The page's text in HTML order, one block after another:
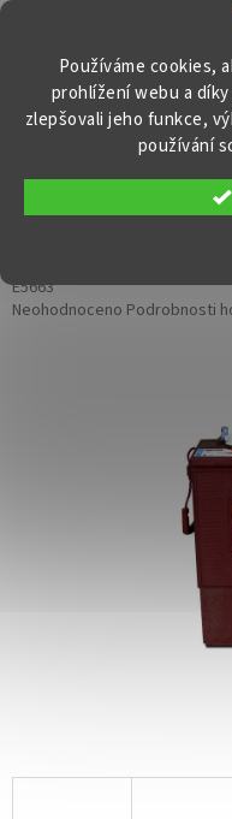
Používáme cookies,
prohlížení webu a
zlepšovali jeho funkce,
používání
Přejít
Trakční baterie
E5663
Průměrné
Neohodnoceno Podrobnosti